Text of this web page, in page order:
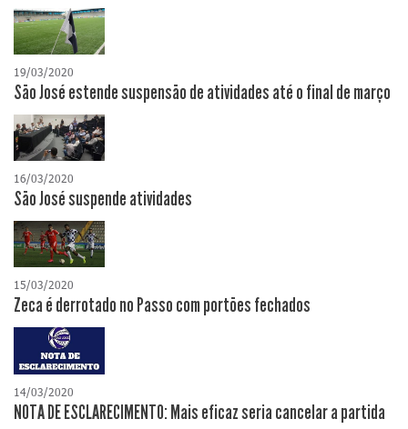
19/03/2020
São José estende suspensão de atividades até o final de março
16/03/2020
São José suspende atividades
15/03/2020
Zeca é derrotado no Passo com portões fechados
14/03/2020
NOTA DE ESCLARECIMENTO: Mais eficaz seria cancelar a partida